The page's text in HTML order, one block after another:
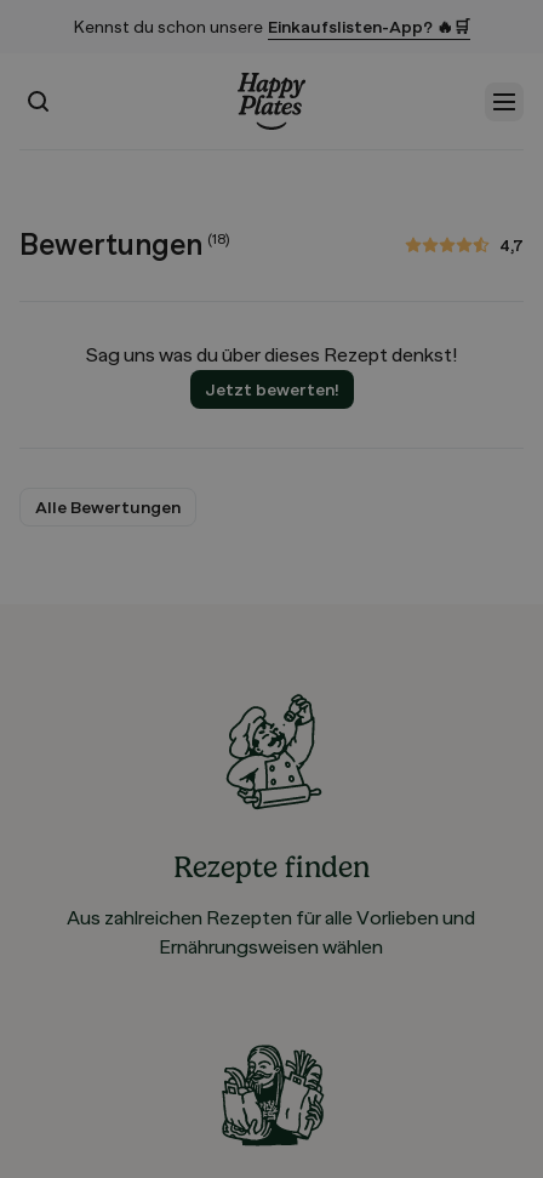
Kennst du schon unsere Einkaufslisten-App? 🔥🛒
Suchen
Bewertungen (18) 4,7
4,7 von 5 Sternen
Sag uns was du über dieses Rezept denkst!
Jetzt bewerten!
Alle Bewertungen
Rezepte finden
Aus zahlreichen Rezepten für alle Vorlieben und
Ernährungsweisen wählen